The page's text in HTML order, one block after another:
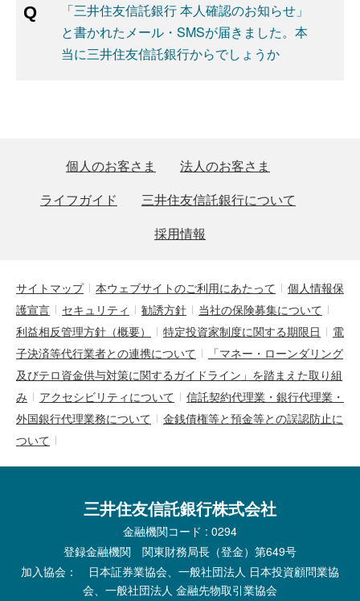
「三井住友信託銀行 本人確認のお知らせ」
と書かれたメール・SMSが届きました。本
当に三井住友信託銀行からでしょうか
個人のお客さま
法人のお客さま
ライフガイド
三井住友信託銀行について
採用情報
サイトマップ 本ウェブサイトのご利用にあたって
個人情報保
護宣言
セキュリティ 勧誘方針
当社の保険募集について
利益相反管理方針（概要）
特定投資家制度に関する期限日
電
子決済等代行業者との連携について
「マネー・ローンダリング
及びテロ資金供与対策に関するガイドライン」を踏まえた取り組
み
アクセシビリティについて
信託契約代理業・銀行代理業・
外国銀行代理業務について
金銭債権等と預金等との誤認防止に
ついて
三井住友信託銀行株式会社
金融機関コード : 0294
登録金融機関 関東財務局長（登金）第649号
加入協会： 日本証券業協会、一般社団法人 日本投資顧問業協
会、一般社団法人 金融先物取引業協会